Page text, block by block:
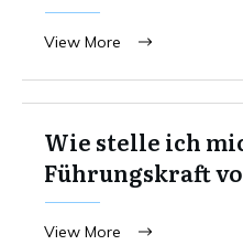
View More
Wie stelle ich
Führungskraft
View More